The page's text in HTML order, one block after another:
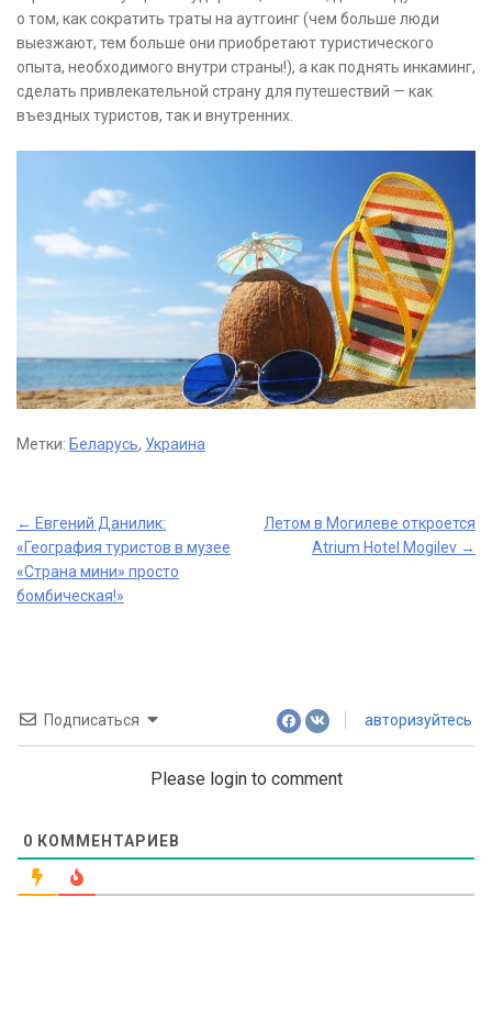
о том, как сократить траты на аутгоинг (чем больше люди
выезжают, тем больше они приобретают туристического
опыта, необходимого внутри страны!), а как поднять инкаминг,
сделать привлекательной страну для путешествий — как
въездных туристов, так и внутренних.
Метки: Беларусь, Украина
Post
navigation
← Евгений Данилик:
«География туристов в музее
«Страна мини» просто
бомбическая!»
Летом в Могилеве откроется
Atrium Hotel Mogilev →
Подписаться авторизуйтесь
Please login to comment
0 КОММЕНТАРИЕВ